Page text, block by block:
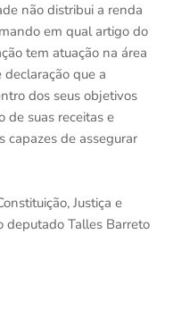
não distribui a renda
em qual artigo do
tem atuação na área
declaração que a
dos seus objetivos
de suas receitas e
capazes de assegurar
Justiça e
deputado Talles Barreto